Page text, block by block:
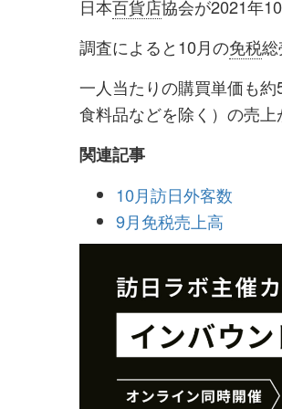
シ
ェ
ア
す
る
日本百貨店協会が2021年
調査によると10月の免税
一人当たりの購買単価も
食料品などを除く）の売
関連記事
10月訪日外客数
9月免税売上高